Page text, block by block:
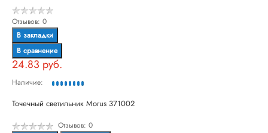
Отзывов: 0
В закладки
В сравнение
24.83 руб.
Наличие:
Точечный светильник Morus 371002
Отзывов: 0